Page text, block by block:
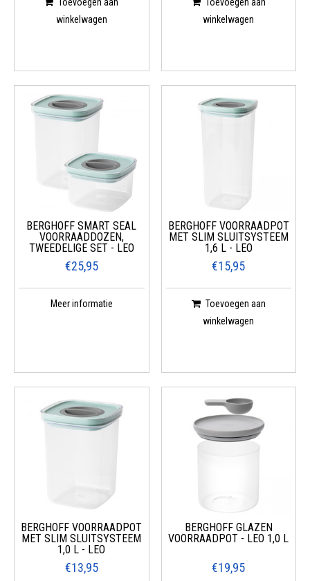
Toevoegen aan
winkelwagen
Toevoegen aan
winkelwagen
BERGHOFF SMART SEAL
VOORRAADDOZEN,
TWEEDELIGE SET - LEO
€25,95
Meer informatie
BERGHOFF VOORRAADPOT
MET SLIM SLUITSYSTEEM
1,6 L - LEO
€15,95
Toevoegen aan
winkelwagen
BERGHOFF VOORRAADPOT
MET SLIM SLUITSYSTEEM
1,0 L - LEO
€13,95
BERGHOFF GLAZEN
VOORRAADPOT - LEO 1,0 L
€19,95